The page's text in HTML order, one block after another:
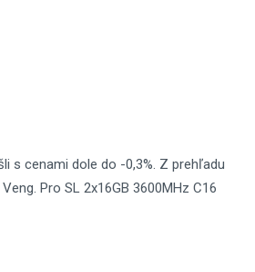
s cenami dole do -0,3%. Z prehľadu
Pro SL 2x16GB 3600MHz C16